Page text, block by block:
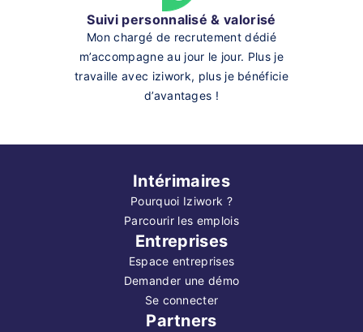
Suivi personnalisé & valorisé
Mon chargé de recrutement dédié
m’accompagne au jour le jour. Plus je
travaille avec iziwork, plus je bénéficie
d’avantages !
Intérimaires
Pourquoi Iziwork ?
Parcourir les emplois
Entreprises
Espace entreprises
Demander une démo
Se connecter
Partners